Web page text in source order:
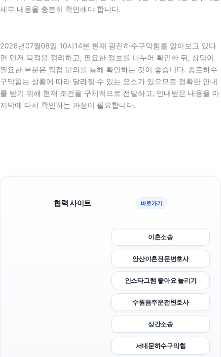
세부 내용을 충분히 확인해야 합니다.
2026년07월08일 10시14분 현재 광진하수구막힘를 알아보고 있다
면 먼저 목적을 정리하고, 필요한 정보를 나누어 확인한 뒤, 상담이
필요한 부분은 직접 문의를 통해 확인하는 것이 좋습니다. 종로하수
구막힘는 상황에 따라 달라질 수 있는 요소가 있으므로 정확한 안내
를 받기 위해 현재 조건을 구체적으로 전달하고, 안내받은 내용을 마
지막에 다시 확인하는 과정이 필요합니다.
협력 사이트 바로가기
이혼소송
안산이혼전문변호사
인스타그램 좋아요 늘리기
수원음주운전변호사
상간소송
서대문하수구막힘